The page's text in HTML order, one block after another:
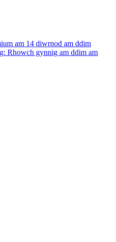
am 14 diwrnod am ddim
Rhowch gynnig am ddim am